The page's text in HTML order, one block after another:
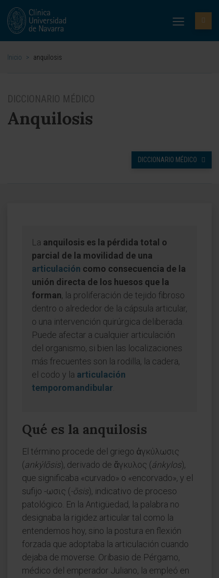
Inicio > anquilosis
DICCIONARIO MÉDICO
Anquilosis
DICCIONARIO MÉDICO
La anquilosis es la pérdida total o
parcial de la movilidad de una
articulación como consecuencia de la
unión directa de los huesos que la
forman, la proliferación de tejido fibroso
dentro o alrededor de la cápsula articular,
o una intervención quirúrgica deliberada.
Puede afectar a cualquier articulación
del organismo, si bien las localizaciones
más frecuentes son la rodilla, la cadera,
el codo y la articulación
temporomandibular
Qué es la anquilosis
El término procede del griego ἀγκύλωσις
(ankýlōsis), derivado de ἄγκυλος (ánkylos),
que significaba «curvado» o «encorvado», y el
sufijo -ωσις (-ōsis), indicativo de proceso
patológico. En la Antigüedad, la palabra no
designaba la rigidez articular tal como la
entendemos hoy, sino la postura en flexión
forzada que adoptaba la articulación cuando
dejaba de moverse. Oribasio de Pérgamo,
médico del emperador Juliano, la empleó en